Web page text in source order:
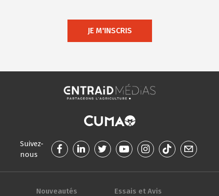
JE M'INSCRIS
Suivez-
nous
Nouveautés Essais et Avis